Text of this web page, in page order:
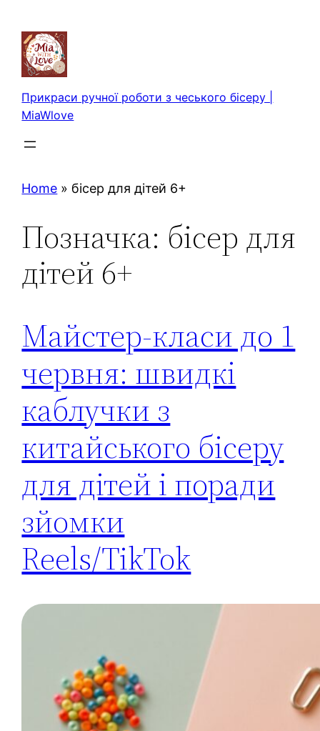
вмісту
Прикраси ручної роботи з чеського бісеру |
MiaWlove
Home » бісер для дітей 6+
Позначка: бісер для
дітей 6+
Майстер-класи до 1
червня: швидкі
каблучки з
китайського бісеру
для дітей і поради
зйомки
Reels/TikTok